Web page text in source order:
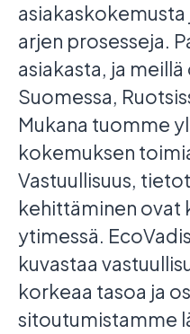
arjen prosesseja.
asiakasta, ja
Suomessa,
Mukana tuomme
kokemuksen
Vastuullisuus,
kehittäminen ovat
ytimessä.
kuvastaa
korkeaa tasoa ja
sitoutumistamme